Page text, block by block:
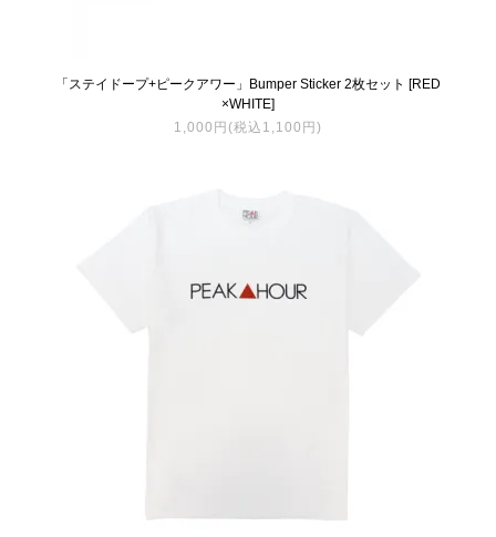
「ステイドープ+ピークアワー」Bumper Sticker 2枚セット [RED
×WHITE]
1,000円(税込1,100円)